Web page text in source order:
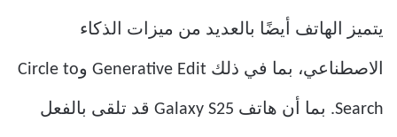
يتميز الهاتف أيضًا بالعديد من ميزات الذكاء
الاصطناعي، بما في ذلك Generative Edit وCircle to
Search. بما أن هاتف Galaxy S25 قد تلقى بالفعل